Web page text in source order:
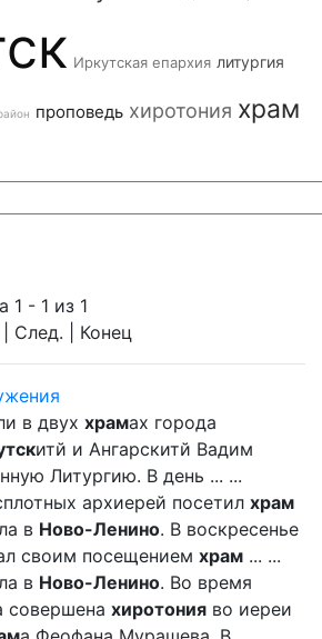
Иркутская епархия литургия
проповедь хиротония храм
1 - 1 из 1
| След. | Конец
в двух храмах города
итй и Ангарскитй Вадим
Литургию. В день ... ...
архиерей посетил храм
в Ново-Ленино. В воскресенье
своим посещением храм ... ...
в Ново-Ленино. Во время
совершена хиротония во иереи